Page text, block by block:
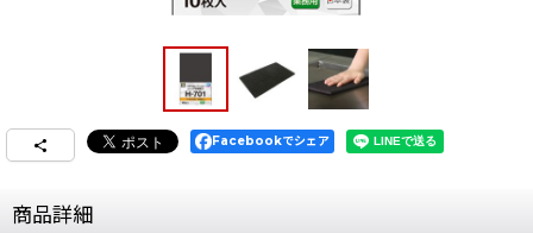
Facebookでシェア
商品詳細